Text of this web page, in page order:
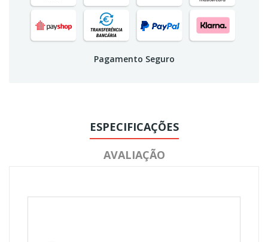
Pagamento Seguro
ESPECIFICAÇÕES
AVALIAÇÃO